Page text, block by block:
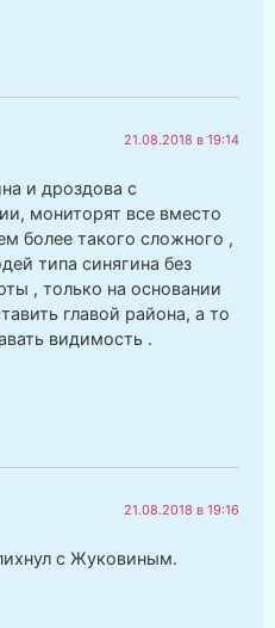
21.08.2018 в 19:14
и дроздова с
мониторят все вместо
более такого сложного ,
типа синягина без
, только на основании
главой района, а то
видимость .
21.08.2018 в 19:16
с Жуковиным.